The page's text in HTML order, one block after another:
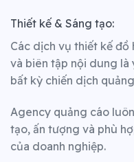
Thiết kế & Sáng tạo:
Các dịch vụ thiết kế đồ
và biên tập nội dung
bất kỳ chiến dịch
Agency quảng cáo
tạo, ấn tượng và phù
của doanh nghiệp.